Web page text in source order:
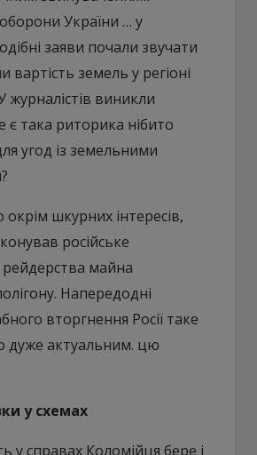
України … у
заяви почали звучати
вартість земель у регіоні
журналістів виникли
є така риторика нібито
угод із земельними
шкурних інтересів,
російське
майна
Напередодні
вторгнення Росії таке
дуже актуальним. цю
у схемах
у справах Коломійця бере і